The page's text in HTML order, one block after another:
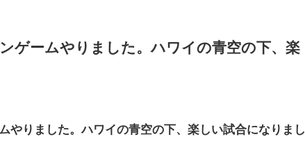
ゲームやりました。ハワイの青空の下、楽
やりました。ハワイの青空の下、楽しい試合になりまし